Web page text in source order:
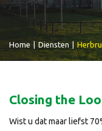
Home Diensten |
Closing the
Wist u dat maar liefst